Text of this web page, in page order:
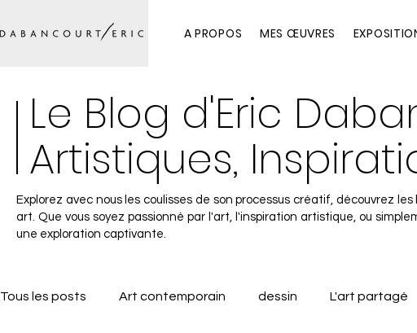
A PROPOS MES ŒUVRES
Explorez avec nous les coulisses de son processus créatif, découvrez
art. Que vous soyez passionné par l'art, l'inspiration artistique, ou
une exploration captivante.
Le Blog d'Eric
Artistiques,
Tous les posts Art contemporain dessin L'art partagé